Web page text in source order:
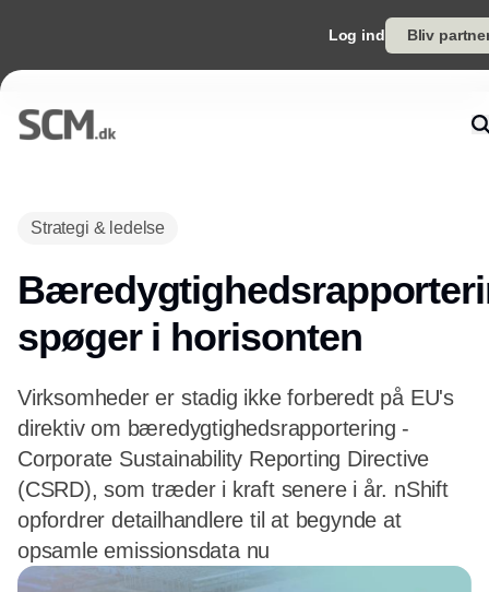
Log ind Bliv
Strategi & ledelse
spøger i horisonten
Virksomheder er stadig ikke forberedt på EU's
direktiv om bæredygtighedsrapportering -
Corporate Sustainability Reporting Directive
(CSRD), som træder i kraft senere i år. nShift
opfordrer detailhandlere til at begynde at
opsamle emissionsdata nu